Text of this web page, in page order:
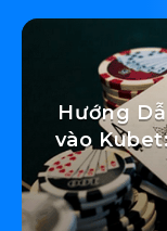
Hướng
vào